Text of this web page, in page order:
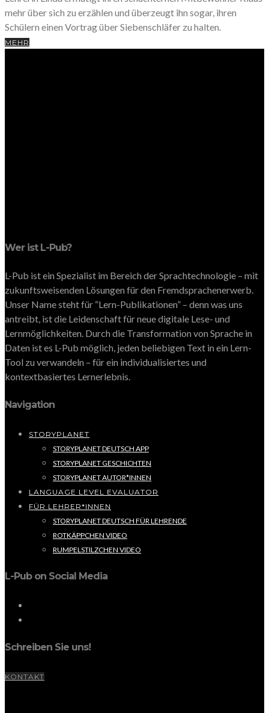
mehr über sich zu erzählen und überzeugt ihn sogar, ihren
Schülern einen Vortrag über Siebenschläfer zu halten.
MEHR
Wer ist L-Pub?
L-Pub ist ein Spezialist im Bereich der Sprachtechnologie – mit
zukunftsweisenden Lösungen für den Fremdsprachenerwerb.
Unser Name steht für “Lern-Publikationen” – denn was uns
antreibt, ist die Leidenschaft für neue digitale Lese- und
Lernmöglichkeiten. Durch die Transformation von Sprache in
Daten ist es L-Pub möglich, jeden beliebigen Text in ein Lern-
Tool zu verwandeln – für ein individualisiertes und
kontextbasiertes Lernerlebnis.
Navigation
STORYPLANET
STORYPLANET DEUTSCH APP
STORYPLANET GESCHICHTEN
STORYPLANET AUTOR*INNEN
LANGUAGE LEVEL EVALUATOR
FÜR LEHRER*INNEN
STORYPLANET DEUTSCH FÜR LEHRENDE
ROTKÄPPCHEN VIDEO
RUMPELSTILZCHEN VIDEO
L-Pub on Social Media
Schreiben Sie uns!
KONTAKT